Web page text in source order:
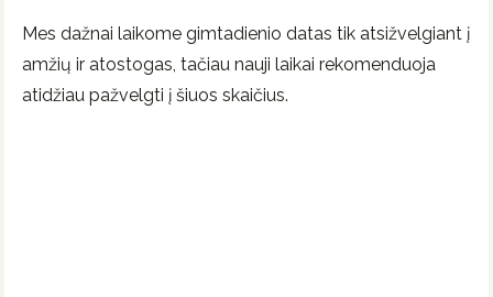
Mes dažnai laikome gimtadienio datas tik atsižvelgiant į
amžių ir atostogas, tačiau nauji laikai rekomenduoja
atidžiau pažvelgti į šiuos skaičius.